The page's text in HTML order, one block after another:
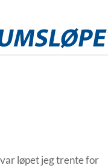
løpet jeg trente for